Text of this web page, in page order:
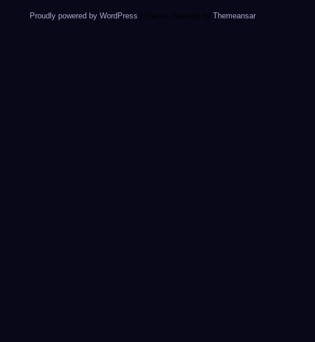
Proudly powered by WordPress Theme: Newsup by Themeansar.